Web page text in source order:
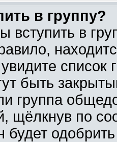
в группу?
вступить в
список
быть
группа
щёлкнув по
будет